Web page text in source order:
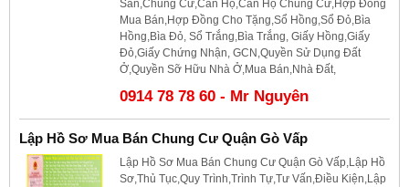
Sản,Chung Cư,Căn Hộ,Căn Hộ Chung Cư,Hợp Đồng
Mua Bán,Hợp Đồng Cho Tặng,Sổ Hồng,Sổ Đỏ,Bìa
Hồng,Bìa Đỏ, Sổ Trắng,Bìa Trắng, Giấy Hồng,Giấy
Đỏ,Giấy Chứng Nhận, GCN,Quyền Sử Dụng Đất
Ở,Quyền Sỡ Hữu Nhà Ở,Mua Bán,Nhà Đất,
0914 78 78 60 - Mr Nguyên
Lập Hồ Sơ Mua Bán Chung Cư Quận Gò Vấp
Lập Hồ Sơ Mua Bán Chung Cư Quận Gò Vấp,Lập Hồ
Sơ,Thủ Tục,Quy Trình,Trình Tự,Tư Vấn,Điều Kiện,Lập